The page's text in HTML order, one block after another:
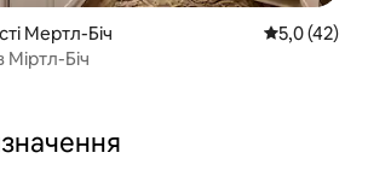
Мертл-Біч Середня
5,0 (42)
Біч